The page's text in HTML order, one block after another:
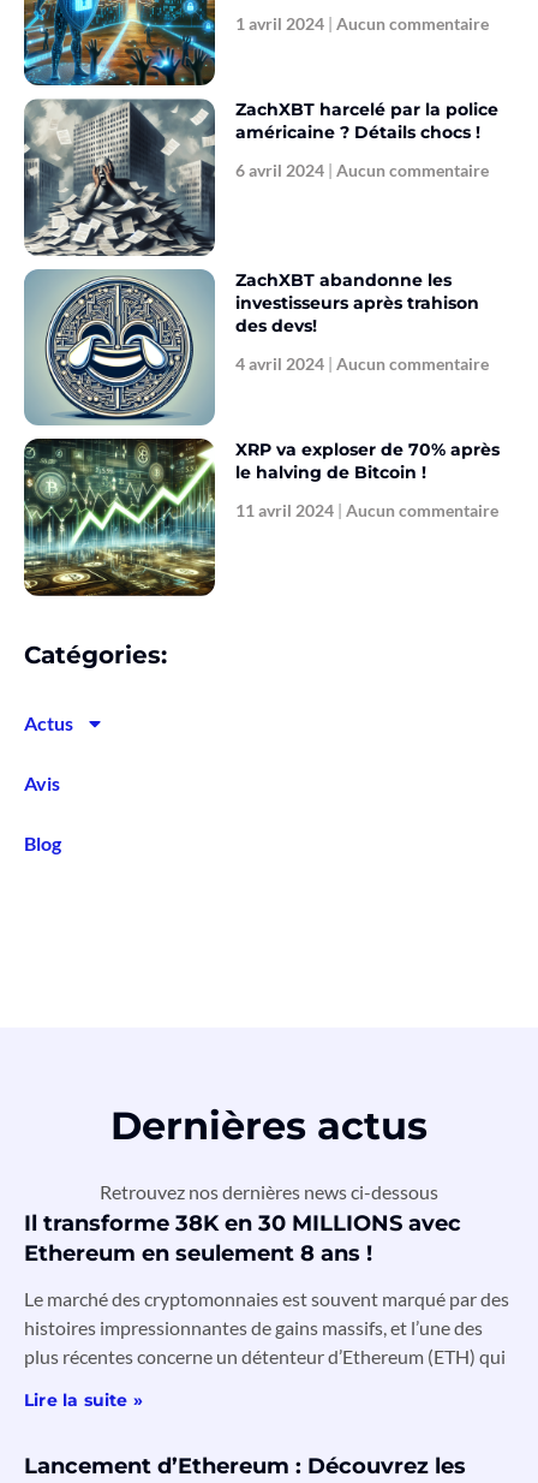
1 avril 2024 Aucun commentaire
ZachXBT harcelé par la police
américaine ? Détails chocs !
6 avril 2024 Aucun commentaire
ZachXBT abandonne les
investisseurs après trahison
des devs!
4 avril 2024 Aucun commentaire
XRP va exploser de 70% après
le halving de Bitcoin !
11 avril 2024 Aucun commentaire
Catégories:
Actus
Avis
Blog
Dernières actus
Retrouvez nos dernières news ci-dessous
Il transforme 38K en 30 MILLIONS avec
Ethereum en seulement 8 ans !
Le marché des cryptomonnaies est souvent marqué par des
histoires impressionnantes de gains massifs, et l’une des
plus récentes concerne un détenteur d’Ethereum (ETH) qui
Lire la suite »
Lancement d’Ethereum : Découvrez les